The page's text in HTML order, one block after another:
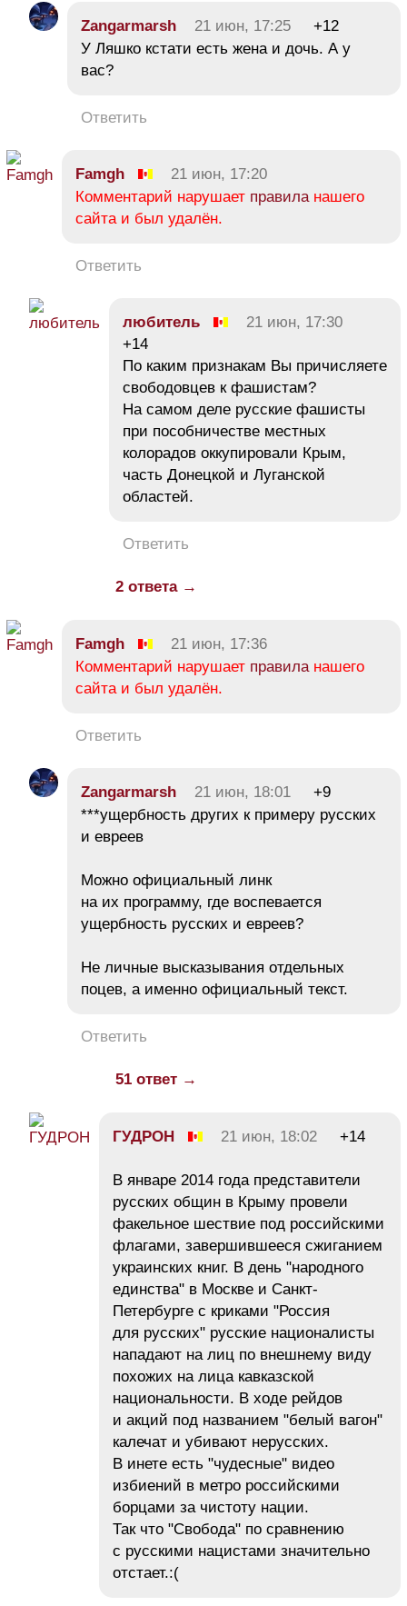
Zangarmarsh 21 июн, 17:25
+12
У Ляшко кстати есть жена и дочь. А у
вас?
Ответить
Famgh
21 июн, 17:20
Комментарий нарушает правиланашего
сайта и был удалён.
Ответить
любитель
21 июн, 17:30
+14
По каким признакам Вы причисляете
свободовцев к фашистам?
На самом деле русские фашисты
при пособничестве местных
колорадов оккупировали Крым,
часть Донецкой и Луганской
областей.
Ответить
2 ответа →
Famgh
21 июн, 17:36
Комментарий нарушает правиланашего
сайта и был удалён.
Ответить
Zangarmarsh 21 июн, 18:01
+9
***ущербность других к примеру русских
и евреев
Можно официальный линк
на их программу, где воспевается
ущербность русских и евреев?
Не личные высказывания отдельных
поцев, а именно официальный текст.
Ответить
51 ответ →
ГУДРОН 21 июн, 18:02 +14
В январе 2014 года представители
русских общин в Крыму провели
факельное шествие под российскими
флагами, завершившееся сжиганием
украинских книг. В день "народного
единства" в Москве и Санкт-
Петербурге с криками "Россия
для русских" русские националисты
нападают на лиц по внешнему виду
похожих на лица кавказской
национальности. В ходе рейдов
и акций под названием "белый вагон"
калечат и убивают нерусских.
В инете есть "чудесные" видео
избиений в метро российскими
борцами за чистоту нации.
Так что "Свобода" по сравнению
с русскими нацистами значительно
отстает.:(